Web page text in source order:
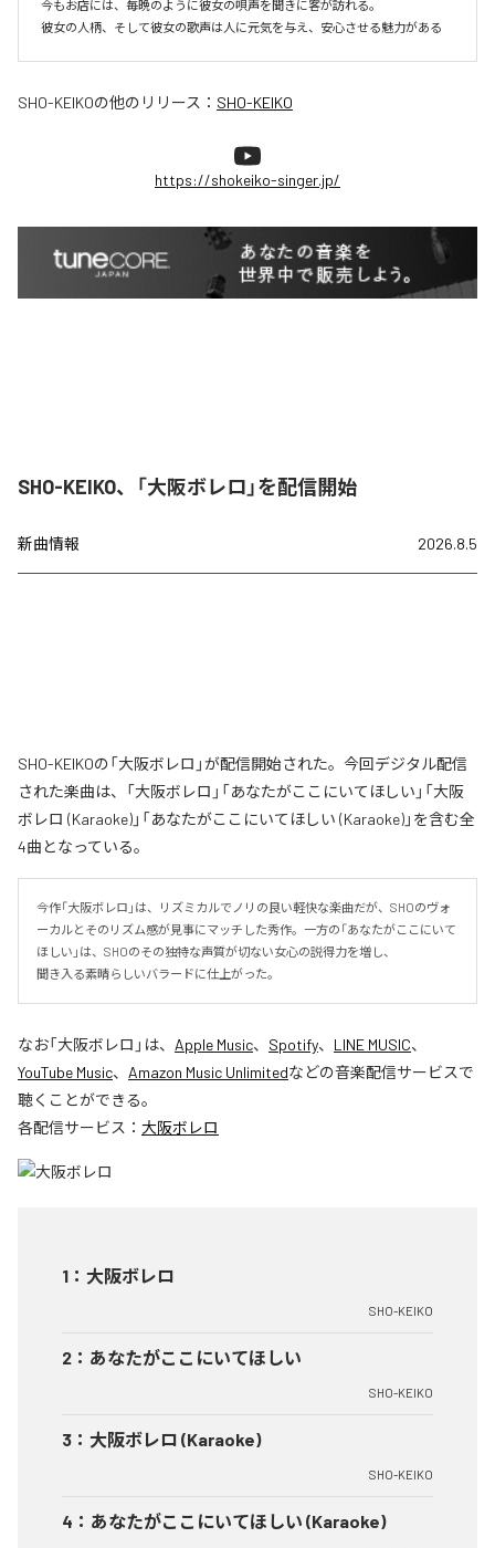
今もお店には、毎晩のように彼女の唄声を聞きに客が訪れる。
彼女の人柄、そして彼女の歌声は人に元気を与え、安心させる魅力がある
SHO-KEIKOの他のリリース： SHO-KEIKO
https://shokeiko-singer.jp/
SHO-KEIKO、「大阪ボレロ」を配信開始
新曲情報 2026.8.5
SHO-KEIKOの「大阪ボレロ」が配信開始された。今回デジタル配信
された楽曲は、「大阪ボレロ」「あなたがここにいてほしい」「大阪
ボレロ (Karaoke)」「あなたがここにいてほしい (Karaoke)」を含む全
4曲となっている。
今作「大阪ボレロ」は、リズミカルでノリの良い軽快な楽曲だが、SHOのヴォ
ーカルとそのリズム感が見事にマッチした秀作。一方の「あなたがここにいて
ほしい」は、SHOのその独特な声質が切ない女心の説得力を増し、
聞き入る素晴らしいバラードに仕上がった。
なお「大阪ボレロ 」は、 Apple Music、 Spotify、 LINE MUSIC、
YouTube Music、 Amazon Music Unlimitedなどの音楽配信サービスで
聴くことができる。
各配信サービス： 大阪ボレロ
1 ： 大阪ボレロ
SHO-KEIKO
2 ： あなたがここにいてほしい
SHO-KEIKO
3 ： 大阪ボレロ (Karaoke)
SHO-KEIKO
4 ： あなたがここにいてほしい (Karaoke)